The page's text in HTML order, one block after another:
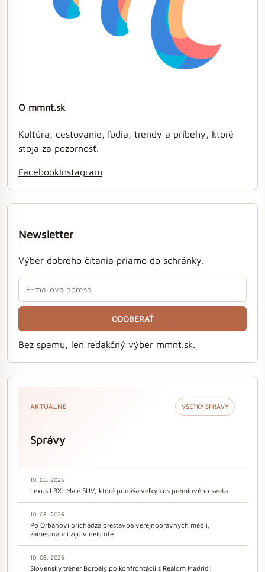
O mmnt.sk
Kultúra, cestovanie, ľudia, trendy a príbehy, ktoré
stoja za pozornosť.
FacebookInstagram
Newsletter
Výber dobrého čítania priamo do schránky.
ODOBERAŤ
Bez spamu, len redakčný výber mmnt.sk.
AKTUÁLNE VŠETKY SPRÁVY
Správy
10. 08. 2026
Lexus LBX: Malé SUV, ktoré prináša veľký kus prémiového sveta
10. 08. 2026
Po Orbánovi prichádza prestavba verejnoprávnych médií,
zamestnanci žijú v neistote
10. 08. 2026
Slovenský tréner Borbély po konfrontácii s Realom Madrid: